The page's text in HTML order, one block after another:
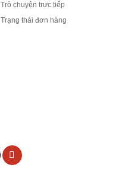
Trò chuyện trực tiếp
Trạng thái đơn hàng